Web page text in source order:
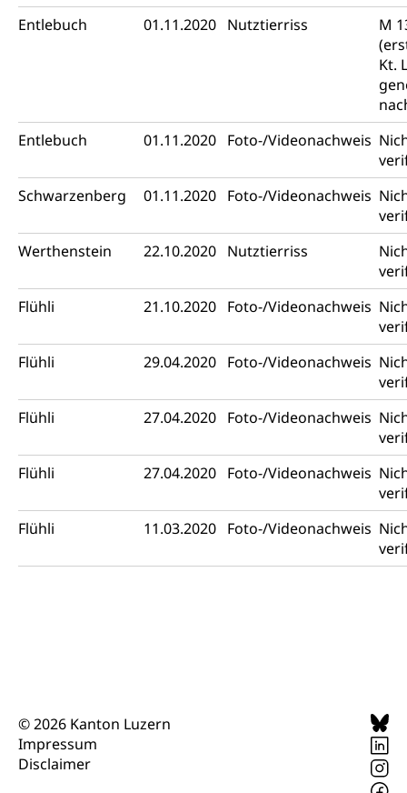
Entlebuch
01.11.2020 Nutztierriss
M
Kt.
Entlebuch
01.11.2020 Foto-/Videonachweis
Schwarzenberg
01.11.2020 Foto-/Videonachweis
Werthenstein
22.10.2020 Nutztierriss
Flühli
21.10.2020 Foto-/Videonachweis
Flühli
29.04.2020 Foto-/Videonachweis
Flühli
27.04.2020 Foto-/Videonachweis
Flühli
27.04.2020 Foto-/Videonachweis
Flühli
11.03.2020 Foto-/Videonachweis
© 2026 Kanton Luzern
Impressum
Disclaimer